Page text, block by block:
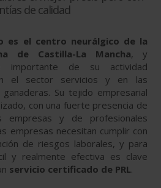
de calidad
es el centro neurálgico de la
de Castilla-La Mancha, y
importante de su actividad
el sector servicios y en las
Su tejido empresarial
con una fuerte presencia de
empresas y de profesionales
empresas necesitan cumplir con
de riesgos laborales, y para
y realmente efectiva es clave
servicio certificado de PRL.